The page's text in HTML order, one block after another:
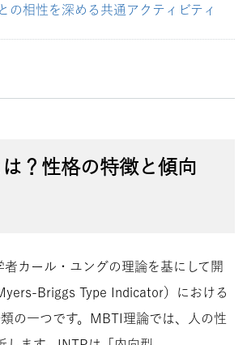
の相性を深める共通アクティビティ
？性格の特徴と傾向
者カール・ユングの理論を基にして開
Briggs Type Indicator）における
の一つです。MBTI理論では、人の性